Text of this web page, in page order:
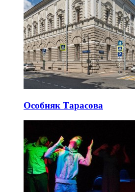
Особняк Тарасова